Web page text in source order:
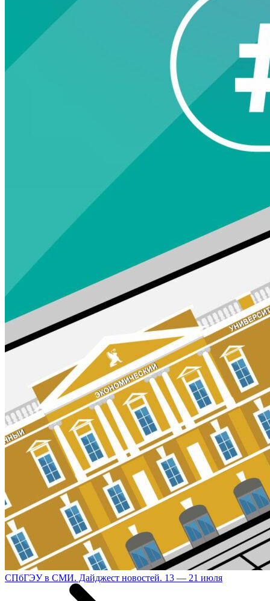
СПбГЭУ в СМИ. Дайджест новостей. 13 — 21 июля